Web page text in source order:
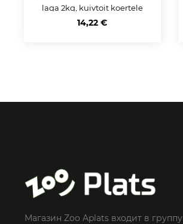
laga 2kg, kuivtoit koertele
14,22 €
Магазин Zoo Aplats входит в